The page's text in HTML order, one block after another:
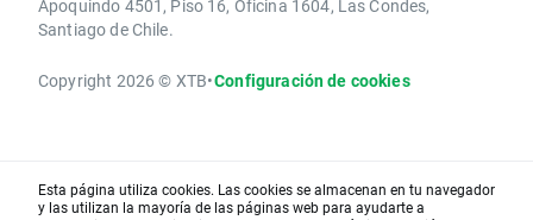
Apoquindo 4501, Piso 16, Oficina 1604, Las Condes,
Santiago de Chile.
Copyright 2026 © XTB•Configuración de cookies
Esta página utiliza cookies. Las cookies se almacenan en tu navegador
y las utilizan la mayoría de las páginas web para ayudarte a